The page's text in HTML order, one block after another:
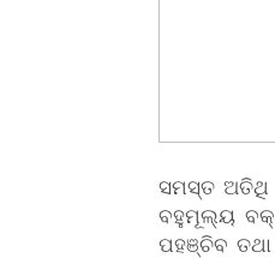
ସମସ୍ତ ଅତିଥି
ବହୁମୂଲ୍ୟ
ପହଞ୍ଚିବ